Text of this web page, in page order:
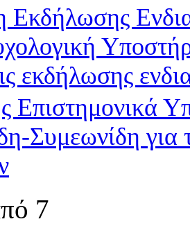
εκδήλωσης
Επιστημονικά
Συμεωνίδη
7